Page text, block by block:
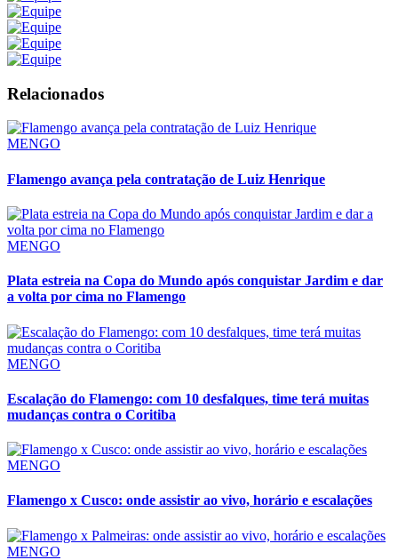
Relacionados
MENGO
Flamengo avança pela contratação de Luiz Henrique
MENGO
Plata estreia na Copa do Mundo após conquistar Jardim e dar
a volta por cima no Flamengo
MENGO
Escalação do Flamengo: com 10 desfalques, time terá muitas
mudanças contra o Coritiba
MENGO
Flamengo x Cusco: onde assistir ao vivo, horário e escalações
MENGO